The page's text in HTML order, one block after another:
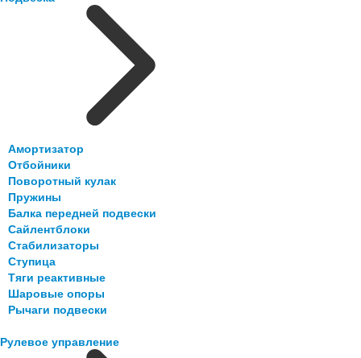
Амортизатор
Отбойники
Поворотный кулак
Пружины
Балка передней подвески
Сайлентблоки
Стабилизаторы
Ступица
Тяги реактивные
Шаровые опоры
Рычаги подвески
Рулевое управление